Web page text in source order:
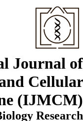
Journal